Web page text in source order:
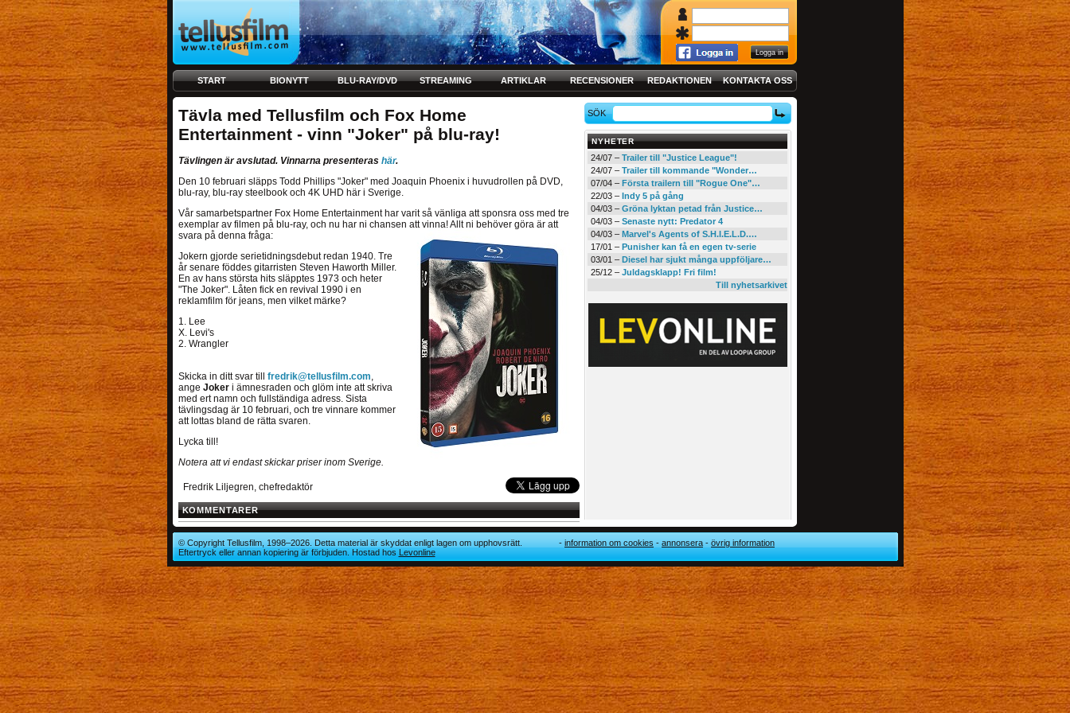
START BIONYTT BLU-RAY/DVD STREAMING ARTIKLAR RECENSIONER REDAKTIONEN KONTAKTA OSS
Tävla med Tellusfilm och Fox Home
Entertainment - vinn "Joker" på blu-ray!
Tävlingen är avslutad. Vinnarna presenteras här.
Den 10 februari släpps Todd Phillips "Joker" med Joaquin Phoenix i huvudrollen på DVD,
blu-ray, blu-ray steelbook och 4K UHD här i Sverige.
Vår samarbetspartner Fox Home Entertainment har varit så vänliga att sponsra oss med tre
exemplar av filmen på blu-ray, och nu har ni chansen att vinna! Allt ni behöver göra är att
svara på denna fråga:
Jokern gjorde serietidningsdebut redan 1940. Tre
år senare föddes gitarristen Steven Haworth Miller.
En av hans största hits släpptes 1973 och heter
"The Joker". Låten fick en revival 1990 i en
reklamfilm för jeans, men vilket märke?
1. Lee
X. Levi's
2. Wrangler
Skicka in ditt svar till fredrik@tellusfilm.com
ange Jokeri ämnesraden och glöm inte att skriva
med ert namn och fullständiga adress. Sista
tävlingsdag är 10 februari, och tre vinnare kommer
att lottas bland de rätta svaren.
Lycka till!
Notera att vi endast skickar priser inom Sverige.
Fredrik Liljegren, chefredaktör
KOMMENTARER
SÖK
NYHETER
24/07 –Trailer till "Justice League"!
24/07 –Trailer till kommande "Wonder…
07/04 –Första trailern till "Rogue One"…
22/03 –Indy 5 på gång
04/03 –Gröna lyktan petad från Justice…
04/03 –Senaste nytt: Predator 4
04/03 –Marvel's Agents of S.H.I.E.L.D.…
17/01 –Punisher kan få en egen tv-serie
03/01 –Diesel har sjukt många uppföljare…
25/12 –Juldagsklapp! Fri film!
Till nyhetsarkivet
© Copyright Tellusfilm, 1998–2026. Detta material är skyddat enligt lagen om upphovsrätt.
Eftertryck eller annan kopiering är förbjuden. Hostad hosLevonline
information om cookies annonsera övrig information